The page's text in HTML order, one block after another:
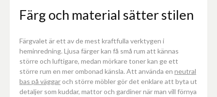
Färg och material sätter stilen
Färgvalet är ett av de mest kraftfulla verktygen i
heminredning. Ljusa färger kan få små rum att kännas
större och luftigare, medan mörkare toner kan ge ett
större rum en mer ombonad känsla. Att använda en neutral
bas på väggar och större möbler gör det enklare att byta ut
detaljer som kuddar, mattor och gardiner när man vill förnya